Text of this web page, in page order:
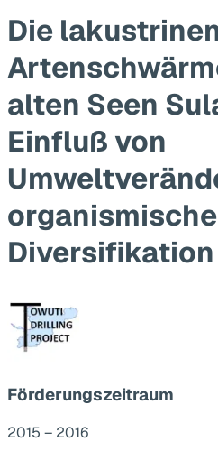
Die
alten Seen
Einfluß von
organismische
Diversifikation
Förderungszeitraum
2015 – 2016